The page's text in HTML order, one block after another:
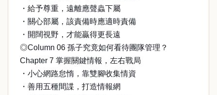
・給予尊重，遠離應聲蟲下屬
・關心部屬，該責備時應適時責備
・開闊視野，才能贏得更長遠
◎Column 06 孫子究竟如何看待團隊管理？
Chapter 7 掌握關鍵情報，左右戰局
・小心網路怠惰，靠雙腳收集情資
・善用五種間諜，打造情報網